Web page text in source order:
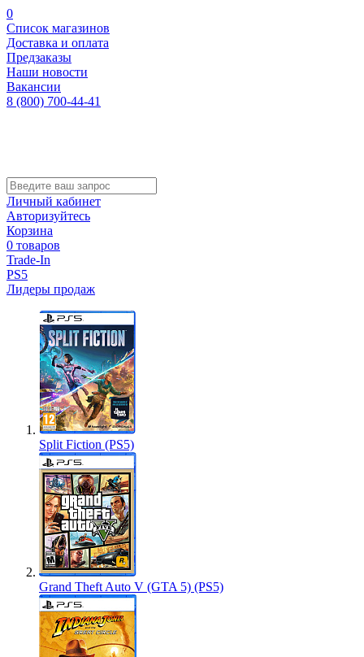
0
Список магазинов
Доставка и оплата
Предзаказы
Наши новости
Вакансии
8 (800) 700-44-41
Личный кабинет
Авторизуйтесь
Корзина
0 товаров
Trade-In
PS5
Лидеры продаж
Split Fiction (PS5)
Grand Theft Auto V (GTA 5) (PS5)